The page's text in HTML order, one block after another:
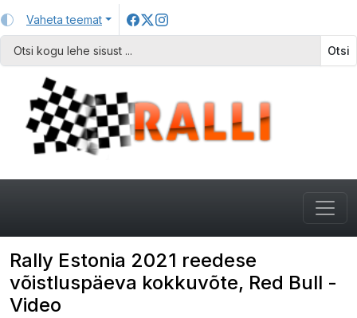
Vaheta teemat
Otsi
Rally Estonia 2021 reedese
võistluspäeva kokkuvõte, Red Bull -
Video